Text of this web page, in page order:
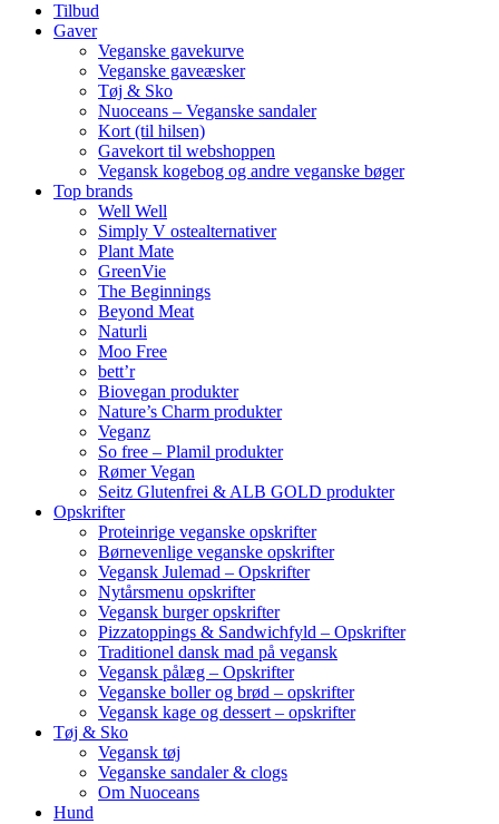
Tilbud
Gaver
Veganske gavekurve
Veganske gaveæsker
Tøj & Sko
Nuoceans – Veganske sandaler
Kort (til hilsen)
Gavekort til webshoppen
Vegansk kogebog og andre veganske bøger
Top brands
Well Well
Simply V ostealternativer
Plant Mate
GreenVie
The Beginnings
Beyond Meat
Naturli
Moo Free
bett’r
Biovegan produkter
Nature’s Charm produkter
Veganz
So free – Plamil produkter
Rømer Vegan
Seitz Glutenfrei & ALB GOLD produkter
Opskrifter
Proteinrige veganske opskrifter
Børnevenlige veganske opskrifter
Vegansk Julemad – Opskrifter
Nytårsmenu opskrifter
Vegansk burger opskrifter
Pizzatoppings & Sandwichfyld – Opskrifter
Traditionel dansk mad på vegansk
Vegansk pålæg – Opskrifter
Veganske boller og brød – opskrifter
Vegansk kage og dessert – opskrifter
Tøj & Sko
Vegansk tøj
Veganske sandaler & clogs
Om Nuoceans
Hund